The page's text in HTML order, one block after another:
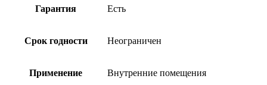
Гарантия Есть
Срок годности Неограничен
Применение Внутренние помещения